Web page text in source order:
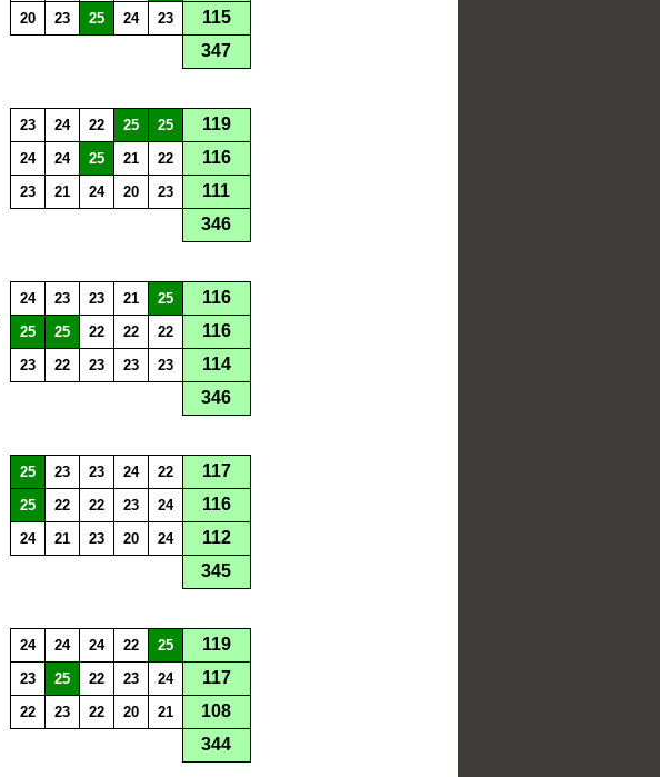
20 23 25 24 23
115
347
23 24 22 25 25 119
24 24 25 21 22 116
23 21 24 20 23
111
346
24 23 23 21 25 116
25 25 22 22 22 116
23 22 23 23 23
114
346
25 23 23 24 22 117
25 22 22 23 24 116
24 21 23 20 24
112
345
24 24 24 22 25 119
23 25 22 23 24 117
22 23 22 20 21
108
344